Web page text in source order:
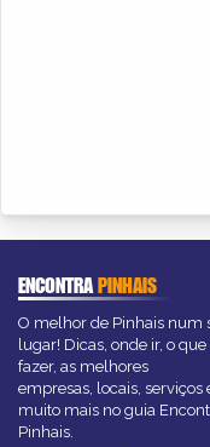
ENCONTRAPINHAIS
O melhor de Pinhais num
lugar! Dicas, onde ir, o que
fazer, as melhores
empresas, locais, serviços
muito mais no guia
Pinhais.